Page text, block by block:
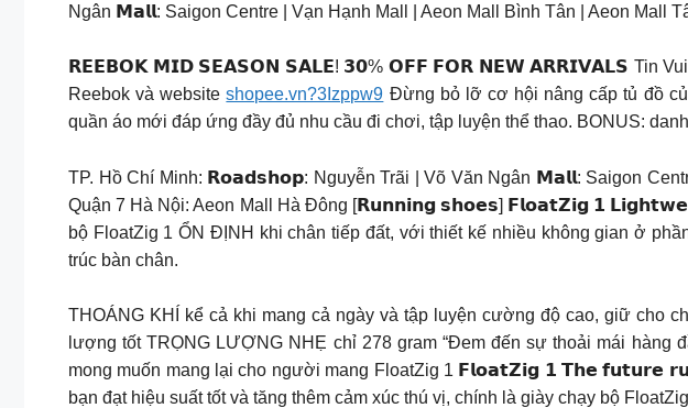
Ngân 𝗠𝗮𝗹𝗹: Saigon Centre | Vạn Hạnh Mall | Aeon Mall Bình Tân | Aeon Mall
𝗥𝗘𝗘𝗕𝗢𝗞 𝗠𝗜𝗗 𝗦𝗘𝗔𝗦𝗢𝗡 𝗦𝗔𝗟𝗘! 𝟯𝟬% 𝗢𝗙𝗙 𝗙𝗢𝗥 𝗡𝗘𝗪 𝗔𝗥𝗥𝗜𝗩𝗔𝗟𝗦 Tin Vui! Cơ
Reebok và websiteshopee.vn?3Izppw9 Đừng bỏ lỡ cơ hội nâng cấp tủ đồ
quần áo mới đáp ứng đầy đủ nhu cầu đi chơi, tập luyện thể thao. BONUS:
TP. Hồ Chí Minh: 𝗥𝗼𝗮𝗱𝘀𝗵𝗼𝗽: Nguyễn Trãi | Võ Văn Ngân 𝗠𝗮𝗹𝗹: Saigon
Quận 7 Hà Nội: Aeon Mall Hà Đông [𝗥𝘂𝗻𝗻𝗶𝗻𝗴 𝘀𝗵𝗼𝗲𝘀] 𝗙𝗹𝗼𝗮𝘁𝗭𝗶𝗴 𝟭
bộ FloatZig 1 ỔN ĐỊNH khi chân tiếp đất, với thiết kế nhiều không gian ở
trúc bàn chân.
THOÁNG KHÍ kể cả khi mang cả ngày và tập luyện cường độ cao, giữ cho
lượng tốt TRỌNG LƯỢNG NHẸ chỉ 278 gram “Đem đến sự thoải mái
mong muốn mang lại cho người mang FloatZig 1 𝗙𝗹𝗼𝗮𝘁𝗭𝗶𝗴 𝟭 𝗧𝗵𝗲 𝗳𝘂𝘁𝘂𝗿𝗲
bạn đạt hiệu suất tốt và tăng thêm cảm xúc thú vị, chính là giày chạy bộ